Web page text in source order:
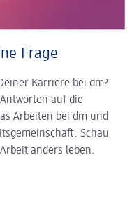
Frage
Karriere bei dm?
auf die
Arbeiten bei dm und
Schau
anders leben.